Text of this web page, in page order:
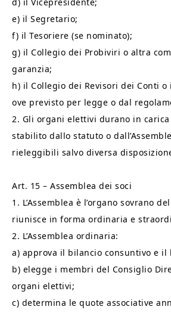
e) il Segretario;
f) il Tesoriere (se nominato);
g) il Collegio dei Probiviri o altra
garanzia;
h) il Collegio dei Revisori dei Conti o
ove previsto per legge o dal
2. Gli organi elettivi durano in
stabilito dallo statuto o
rieleggibili salvo diversa
Art. 15 – Assemblea dei soci
1. L’Assemblea è l’organo sovrano
riunisce in forma ordinaria e
2. L’Assemblea ordinaria:
a) approva il bilancio consuntivo e il
b) elegge i membri del Consiglio
organi elettivi;
c) determina le quote associative